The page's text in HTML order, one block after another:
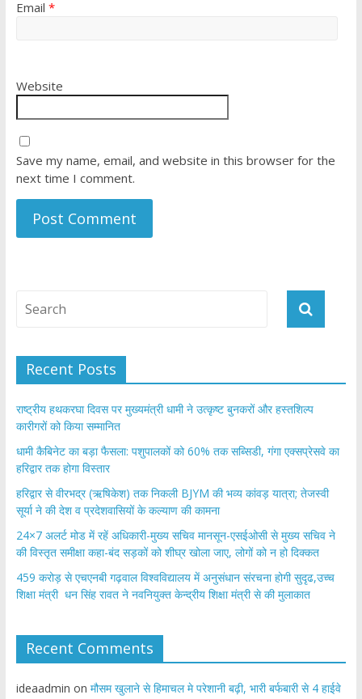
Email *
Website
Save my name, email, and website in this browser for the
next time I comment.
Recent Posts
राष्ट्रीय हथकरघा दिवस पर मुख्यमंत्री धामी ने उत्कृष्ट बुनकरों और हस्तशिल्प
कारीगरों को किया सम्मानित
​धामी कैबिनेट का बड़ा फैसला: पशुपालकों को 60% तक सब्सिडी, गंगा एक्सप्रेसवे का
हरिद्वार तक होगा विस्तार
​हरिद्वार से वीरभद्र (ऋषिकेश) तक निकली BJYM की भव्य कांवड़ यात्रा; तेजस्वी
सूर्या ने की देश व प्रदेशवासियों के कल्याण की कामना
24×7 अलर्ट मोड में रहें अधिकारी-मुख्य सचिव मानसून-एसईओसी से मुख्य सचिव ने
की विस्तृत समीक्षा कहा-बंद सड़कों को शीघ्र खोला जाए, लोगों को न हो दिक्कत
459 करोड़ से एचएनबी गढ़वाल विश्वविद्यालय में अनुसंधान संरचना होगी सुदृढ,उच्च
शिक्षा मंत्री धन सिंह रावत ने नवनियुक्त केन्द्रीय शिक्षा मंत्री से की मुलाकात
Recent Comments
ideaadmin on मौसम खुलाने से हिमाचल मे परेशानी बढ़ी, भारी बर्फबारी से 4 हाईवे